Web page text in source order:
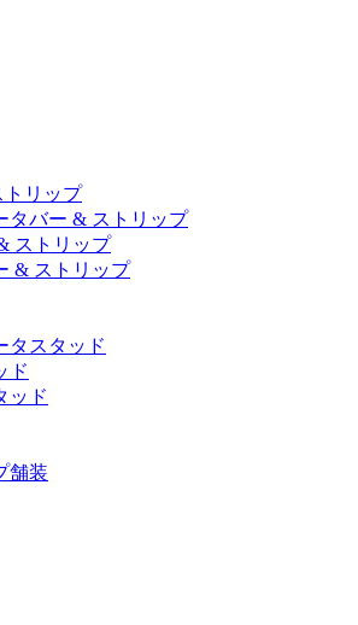
リップ
タバー & ストリップ
ストリップ
& ストリップ
タスタッド
ド
ッド
舗装